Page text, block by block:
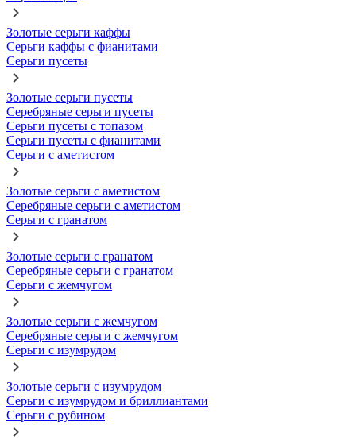
Золотые серьги каффы
Серьги каффы с фианитами
Серьги пусеты
Золотые серьги пусеты
Серебряные серьги пусеты
Серьги пусеты с топазом
Серьги пусеты с фианитами
Серьги с аметистом
Золотые серьги с аметистом
Серебряные серьги с аметистом
Серьги с гранатом
Золотые серьги с гранатом
Серебряные серьги с гранатом
Серьги с жемчугом
Золотые серьги с жемчугом
Серебряные серьги с жемчугом
Серьги с изумрудом
Золотые серьги с изумрудом
Серьги с изумрудом и бриллиантами
Серьги с рубином